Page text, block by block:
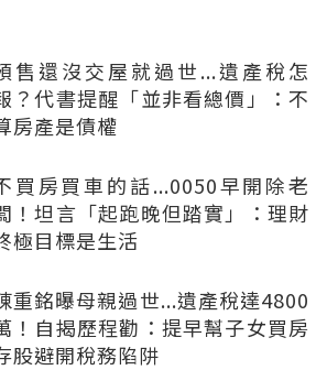
售還沒交屋就過世...遺產稅怎
？代書提醒「並非看總價」：不
房產是債權
買房買車的話...0050早開除老
！坦言「起跑晚但踏實」：理財
極目標是生活
重銘曝母親過世...遺產稅達4800
！自揭歷程勸：提早幫子女買房
股避開稅務陷阱